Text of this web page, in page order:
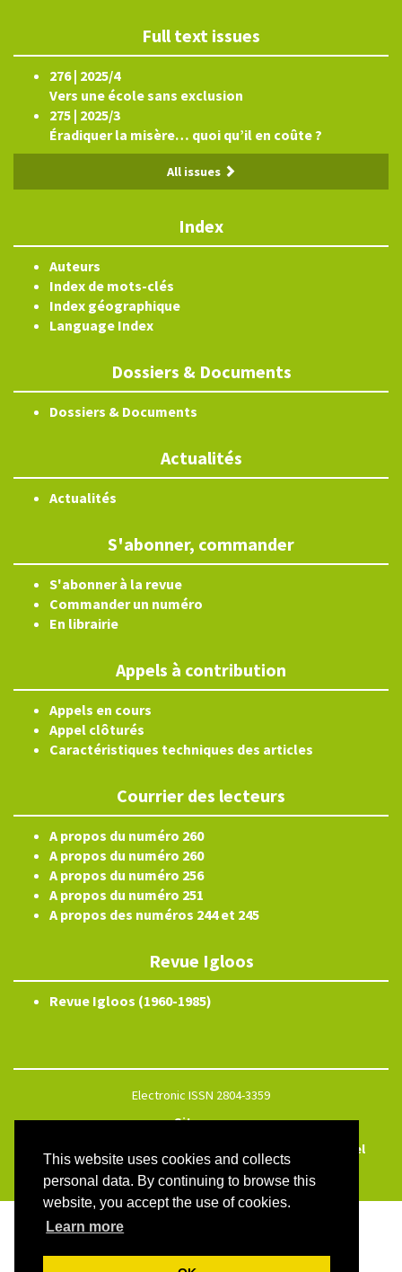
This website uses cookies and collects
personal data. By continuing to browse this
website, you accept the use of cookies.
Learn more
Full text issues
276 | 2025/4
Vers une école sans exclusion
275 | 2025/3
Éradiquer la misère… quoi qu’il en coûte ?
All issues
Index
Auteurs
Index de mots-clés
Index géographique
Language Index
Dossiers & Documents
Dossiers & Documents
Actualités
Actualités
S'abonner, commander
S'abonner à la revue
Commander un numéro
En librairie
Appels à contribution
Appels en cours
Appel clôturés
Caractéristiques techniques des articles
Courrier des lecteurs
A propos du numéro 260
A propos du numéro 260
A propos du numéro 256
A propos du numéro 251
A propos des numéros 244 et 245
Revue Igloos
Revue Igloos (1960-1985)
Electronic ISSN 2804-3359
Site map
Published with Lodel
—Administration only